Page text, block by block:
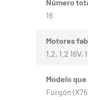
Número
16
Motores
1.2, 1.2 16V,
Modelo
Furgón